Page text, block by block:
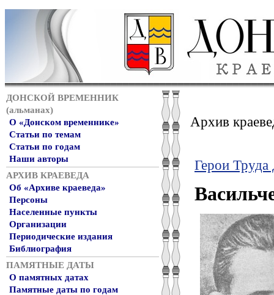
ДОНСКОЙ ВРЕМЕННИК
(альманах)
О «Донском временнике»
Статьи по темам
Статьи по годам
Наши авторы
АРХИВ КРАЕВЕДА
Об «Архиве краеведа»
Персоны
Населенные пункты
Организации
Периодические издания
Библиография
ПАМЯТНЫЕ ДАТЫ
О памятных датах
Памятные даты по годам
Архив
Герои Труда